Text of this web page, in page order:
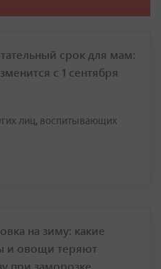
срок для мам:
с 1 сентября
лиц, воспитывающих
на зиму: какие
и овощи теряют
при заморозке